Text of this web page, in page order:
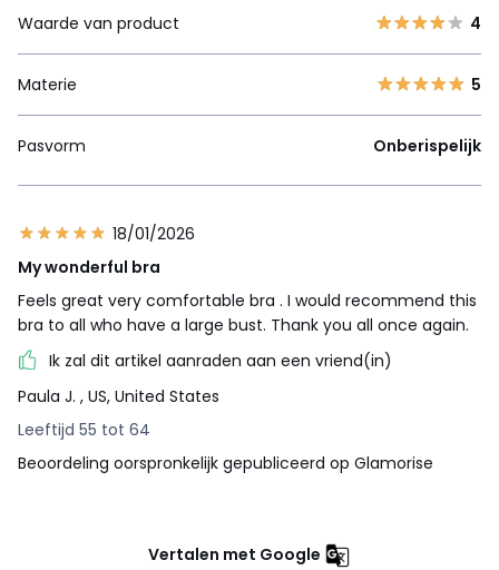
Waarde van product
4
Materie 5
Pasvorm Onberispelijk
18/01/2026
My wonderful bra
Feels great very comfortable bra . I would recommend this
bra to all who have a large bust. Thank you all once again.
Ik zal dit artikel aanraden aan een vriend(in)
Paula J. , US, United States
Leeftijd 55 tot 64
Beoordeling oorspronkelijk gepubliceerd op Glamorise
Vertalen met Google